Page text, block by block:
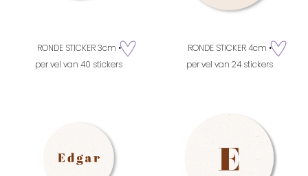
RONDE STICKER 3cm •
per vel van 40 stickerszet op verlanglijstje
RONDE STICKER 4cm •
per vel van 24 stickerszet op